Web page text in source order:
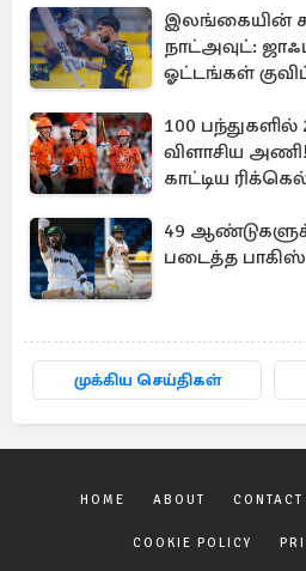
இலங்கையின்
நாட்அவுட்:
ஓட்டங்கள்
100
விளாசிய
காட்டிய
49
படைத்த
முக்கிய செய்திகள்
HOME ABOUT CONTACT
COOKIE POLICY